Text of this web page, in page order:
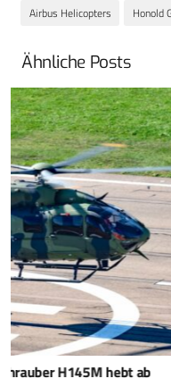
Airbus Helicopters Honold
Ähnliche Posts
Erfolgreiche Erprobung